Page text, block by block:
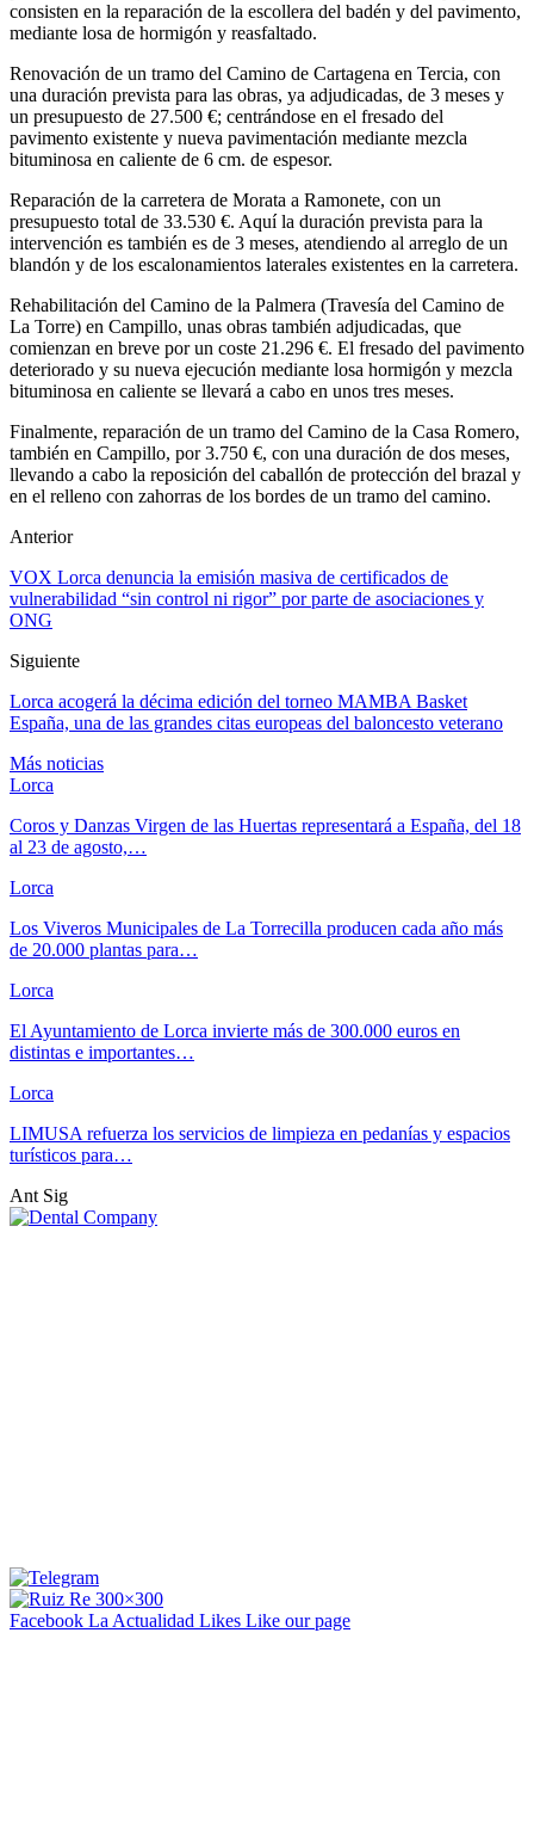
consisten en la reparación de la escollera del badén y del pavimento,
mediante losa de hormigón y reasfaltado.
Renovación de un tramo del Camino de Cartagena en Tercia, con
una duración prevista para las obras, ya adjudicadas, de 3 meses y
un presupuesto de 27.500 €; centrándose en el fresado del
pavimento existente y nueva pavimentación mediante mezcla
bituminosa en caliente de 6 cm. de espesor.
Reparación de la carretera de Morata a Ramonete, con un
presupuesto total de 33.530 €. Aquí la duración prevista para la
intervención es también es de 3 meses, atendiendo al arreglo de un
blandón y de los escalonamientos laterales existentes en la carretera.
Rehabilitación del Camino de la Palmera (Travesía del Camino de
La Torre) en Campillo, unas obras también adjudicadas, que
comienzan en breve por un coste 21.296 €. El fresado del pavimento
deteriorado y su nueva ejecución mediante losa hormigón y mezcla
bituminosa en caliente se llevará a cabo en unos tres meses.
Finalmente, reparación de un tramo del Camino de la Casa Romero,
también en Campillo, por 3.750 €, con una duración de dos meses,
llevando a cabo la reposición del caballón de protección del brazal y
en el relleno con zahorras de los bordes de un tramo del camino.
Anterior
VOX Lorca denuncia la emisión masiva de certificados de
vulnerabilidad “sin control ni rigor” por parte de asociaciones y
ONG
Siguiente
Lorca acogerá la décima edición del torneo MAMBA Basket
España, una de las grandes citas europeas del baloncesto veterano
Más noticias
Lorca
Coros y Danzas Virgen de las Huertas representará a España, del 18
al 23 de agosto,…
Lorca
Los Viveros Municipales de La Torrecilla producen cada año más
de 20.000 plantas para…
Lorca
El Ayuntamiento de Lorca invierte más de 300.000 euros en
distintas e importantes…
Lorca
LIMUSA refuerza los servicios de limpieza en pedanías y espacios
turísticos para…
Ant Sig
Facebook La Actualidad Likes Like our page